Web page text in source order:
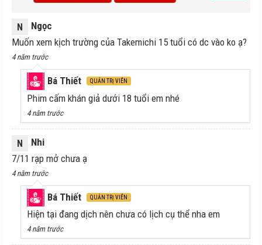
N
Ngọc
Muốn xem kịch trường của Takemichi 15 tuổi có dc vào ko ạ?
4 năm trước
Bá Thiết QUẢN TRỊ VIÊN
Phim cấm khán giả dưới 18 tuổi em nhé
4 năm trước
N
Nhi
7/11 rạp mở chưa ạ
4 năm trước
Bá Thiết QUẢN TRỊ VIÊN
Hiện tại đang dịch nên chưa có lịch cụ thể nha em
4 năm trước